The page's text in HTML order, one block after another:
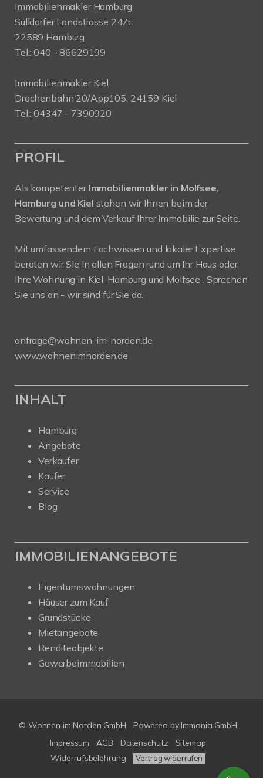
Immobilienmakler Hamburg
Sülldorfer Landstrasse 247c
22589 Hamburg
Tel.: 040 - 86629199
Immobilienmakler Kiel
Drachenbahn 20/App105, 24159 Kiel
Tel.: 04347 - 7390920
PROFIL
Als kompetenter Immobilienmakler in Molfsee,
Hamburg und Kiel stehen wir Ihnen beim der
Bewertung und dem Verkauf Ihrer Immobilie zur Seite.
Mit umfassendem Fachwissen und lokaler Expertise
beraten wir Sie in allen Fragen rund um Ihr Haus oder
Ihre Wohnung in Kiel, Hamburg und Molfsee . Sprechen
Sie uns an - wir sind für Sie da.
anfrage@wohnen-im-norden.de
www.wohnenimnorden.de
INHALT
Hamburg
Angebote
Verkäufer
Käufer
Service
Blog
IMMOBILIENANGEBOTE
Eigentumswohnungen
Häuser zum Kauf
Grundstücke
Mietangebote
Renditeobjekte
Gewerbeimmobilien
© Wohnen im Norden GmbH Powered by Immonia GmbH
Impressum
AGB Datenschutz
Sitemap
Widerrufsbelehrung
Vertrag widerrufen